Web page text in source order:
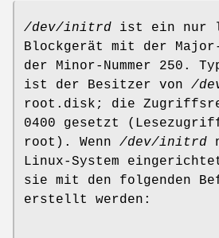
/dev/initrd ist ein nur
Blockgerät mit der Major-
der Minor-Nummer 250.
ist der Besitzer von /
root.disk; die
0400 gesetzt
root). Wenn /dev/initrd
Linux-System
sie mit den folgenden
erstellt werden: